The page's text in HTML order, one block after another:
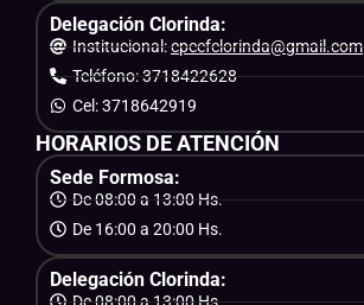
Delegación Clorinda:
Institucional:cpcefclorinda@gmail.com
Teléfono: 3718422628
Cel: 3718642919
HORARIOS DE ATENCIÓN
Sede Formosa:
De 08:00 a 13:00 Hs.
De 16:00 a 20:00 Hs.
Delegación Clorinda:
De 08:00 a 13:00 Hs.